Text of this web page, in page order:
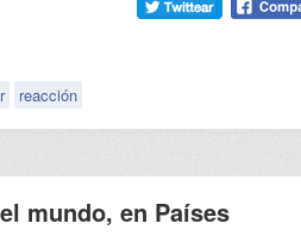
reacción
mundo, en Países